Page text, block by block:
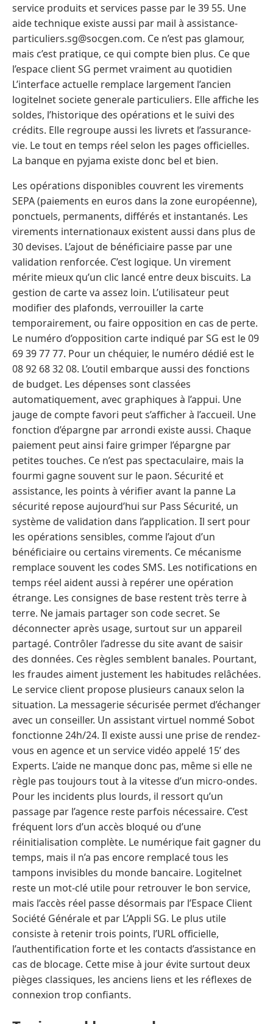
service produits et services passe par le 39 55. Une
aide technique existe aussi par mail à assistance-
particuliers.sg@socgen.com. Ce n’est pas glamour,
mais c’est pratique, ce qui compte bien plus. Ce que
l’espace client SG permet vraiment au quotidien
L’interface actuelle remplace largement l’ancien
logitelnet societe generale particuliers. Elle affiche les
soldes, l’historique des opérations et le suivi des
crédits. Elle regroupe aussi les livrets et l’assurance-
vie. Le tout en temps réel selon les pages officielles.
La banque en pyjama existe donc bel et bien.
Les opérations disponibles couvrent les virements
SEPA (paiements en euros dans la zone européenne),
ponctuels, permanents, différés et instantanés. Les
virements internationaux existent aussi dans plus de
30 devises. L’ajout de bénéficiaire passe par une
validation renforcée. C’est logique. Un virement
mérite mieux qu’un clic lancé entre deux biscuits. La
gestion de carte va assez loin. L’utilisateur peut
modifier des plafonds, verrouiller la carte
temporairement, ou faire opposition en cas de perte.
Le numéro d’opposition carte indiqué par SG est le 09
69 39 77 77. Pour un chéquier, le numéro dédié est le
08 92 68 32 08. L’outil embarque aussi des fonctions
de budget. Les dépenses sont classées
automatiquement, avec graphiques à l’appui. Une
jauge de compte favori peut s’afficher à l’accueil. Une
fonction d’épargne par arrondi existe aussi. Chaque
paiement peut ainsi faire grimper l’épargne par
petites touches. Ce n’est pas spectaculaire, mais la
fourmi gagne souvent sur le paon. Sécurité et
assistance, les points à vérifier avant la panne La
sécurité repose aujourd’hui sur Pass Sécurité, un
système de validation dans l’application. Il sert pour
les opérations sensibles, comme l’ajout d’un
bénéficiaire ou certains virements. Ce mécanisme
remplace souvent les codes SMS. Les notifications en
temps réel aident aussi à repérer une opération
étrange. Les consignes de base restent très terre à
terre. Ne jamais partager son code secret. Se
déconnecter après usage, surtout sur un appareil
partagé. Contrôler l’adresse du site avant de saisir
des données. Ces règles semblent banales. Pourtant,
les fraudes aiment justement les habitudes relâchées.
Le service client propose plusieurs canaux selon la
situation. La messagerie sécurisée permet d’échanger
avec un conseiller. Un assistant virtuel nommé Sobot
fonctionne 24h/24. Il existe aussi une prise de rendez-
vous en agence et un service vidéo appelé 15’ des
Experts. L’aide ne manque donc pas, même si elle ne
règle pas toujours tout à la vitesse d’un micro-ondes.
Pour les incidents plus lourds, il ressort qu’un
passage par l’agence reste parfois nécessaire. C’est
fréquent lors d’un accès bloqué ou d’une
réinitialisation complète. Le numérique fait gagner du
temps, mais il n’a pas encore remplacé tous les
tampons invisibles du monde bancaire. Logitelnet
reste un mot-clé utile pour retrouver le bon service,
mais l’accès réel passe désormais par l’Espace Client
Société Générale et par L’Appli SG. Le plus utile
consiste à retenir trois points, l’URL officielle,
l’authentification forte et les contacts d’assistance en
cas de blocage. Cette mise à jour évite surtout deux
pièges classiques, les anciens liens et les réflexes de
connexion trop confiants.